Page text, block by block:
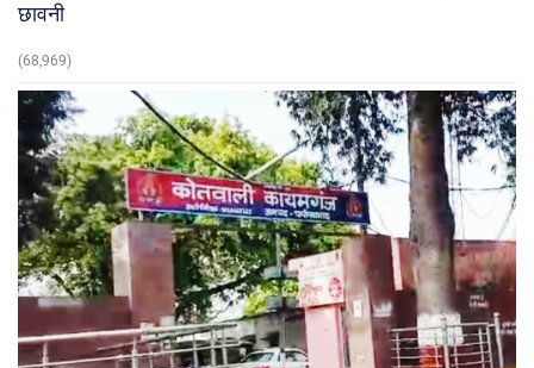
छावनी
(68,969)